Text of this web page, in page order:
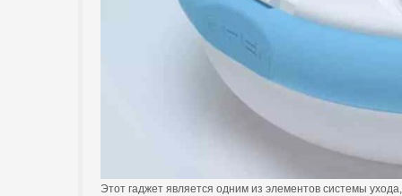
Этот гаджет является одним из элементов системы